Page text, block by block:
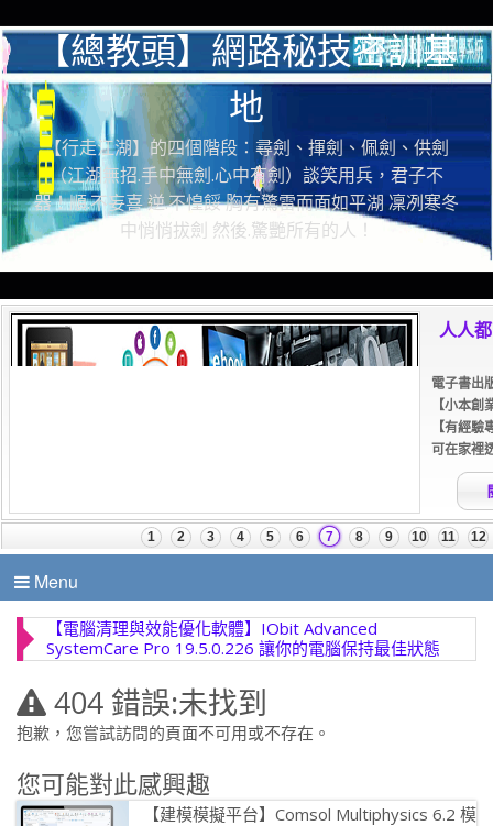
【總教頭】網路秘技密訓基
地
【行走江湖】的四個階段：尋劍、揮劍、佩劍、供劍
（江湖無招.手中無劍.心中有劍）談笑用兵，君子不
器！順.不妄喜 逆.不惶餒 胸有驚雷而面如平湖 凜冽寒冬
中悄悄拔劍 然後.驚艷所有的人！
Menu
【電腦清理與效能優化軟體】IObit Advanced
SystemCare Pro 19.5.0.226 讓你的電腦保持最佳狀態
404 錯誤:未找到
抱歉，您嘗試訪問的頁面不可用或不存在。
您可能對此感興趣
【建模模擬平台】Comsol Multiphysics 6.2 模